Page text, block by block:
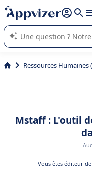
répondre (plusieurs lignes
L'IA de Appvizer vous
logiciel SaaS en entreprise.
Ressources Humaines
Mstaff : L'outil
Vous êtes éditeur